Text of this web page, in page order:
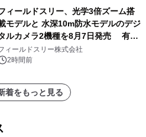
る自信がある」「昨年の夏はカブトム
を捕まえたり、虫と戦ったり…」
ィールドスリー、光学3倍ズーム搭
モデルと 水深10m防水モデルのデジ
ルカメラ2機種を8月7日発売 有効
1300万画素、用途別に選べるコンデ
新登場
ィールドスリー株式会社
2時間前
着をもっと見る